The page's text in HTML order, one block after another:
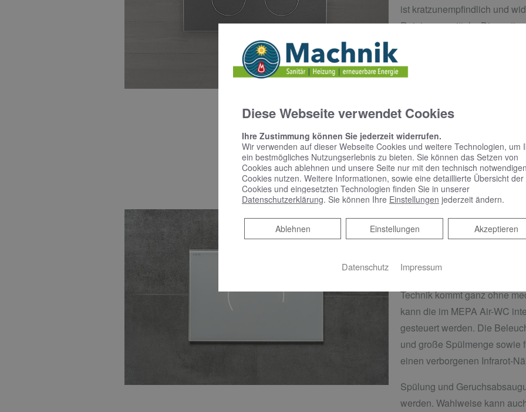
ist kratzunempfindlich und
Reinigungsmitteln. Die
in Weiß, Schwarz, Sand
komplett in Weiß oder
Gestaltungskonzept der
Passend zum
Bogensegmente am
kleine bzw. große Spülmenge
Die neue Ära der
Die Zero Lumo verbindet
und Weise. Die
Technik kommt ganz ohne
kann die im MEPA Air-WC
gesteuert werden. Die
und große Spülmenge sowie
einen verborgenen Infrarot-
Spülung und
werden. Wahlweise kann
Diese Webseite verwendet Cookies
Ihre Zustimmung können Sie jederzeit widerrufen.
Wir verwenden auf dieser Webseite Cookies und weitere Technologien, um
ein bestmögliches Nutzungserlebnis zu bieten. Sie können das Setzen von
Cookies auch ablehnen und unsere Seite nur mit den technisch notwendigen
Cookies nutzen. Weitere Informationen, sowie eine detaillierte Übersicht der
Cookies und eingesetzten Technologien finden Sie in unserer
Datenschutzerklärung. Sie können Ihre Einstellungen jederzeit ändern.
Akzeptieren
Einstellungen
Ablehnen
Ablehnen
Datenschutz Impressum